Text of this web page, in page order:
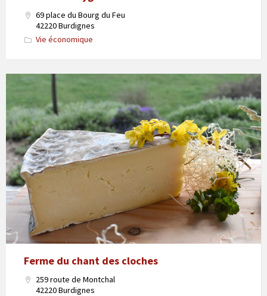
69 place du Bourg du Feu
42220 Burdignes
Vie économique
Ferme du chant des cloches
259 route de Montchal
42220 Burdignes